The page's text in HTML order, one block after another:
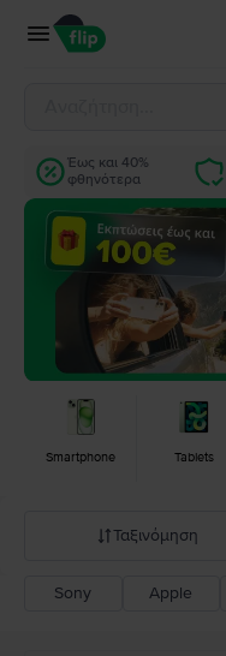
Έως και 40%
φθηνότερα
Smartphone Tablets
Ταξινόμηση
Σύσταση Flip
Sony Apple